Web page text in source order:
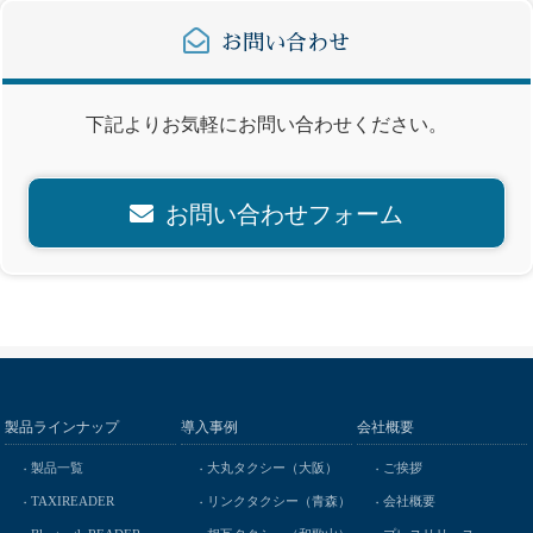
お問い合わせ
下記よりお気軽にお問い合わせください。
お問い合わせフォーム
製品ラインナップ
製品一覧
TAXIREADER
導入事例
大丸タクシー（大阪）
リンクタクシー（青森）
会社概要
ご挨拶
会社概要